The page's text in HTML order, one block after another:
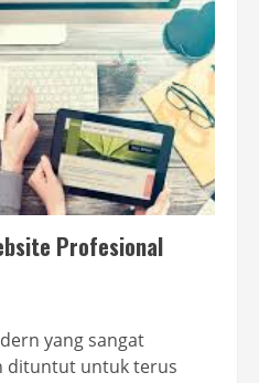
Profesional
yang sangat
dituntut untuk terus